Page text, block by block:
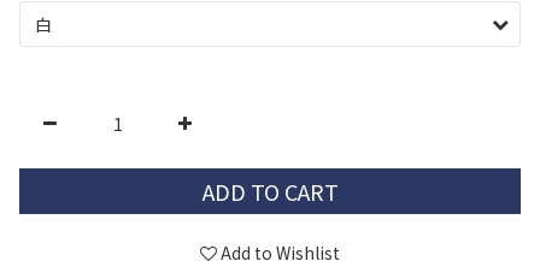
ADD TO CART
Add to Wishlist